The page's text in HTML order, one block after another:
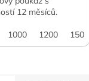
12 měsíců.
1000 1200 1500